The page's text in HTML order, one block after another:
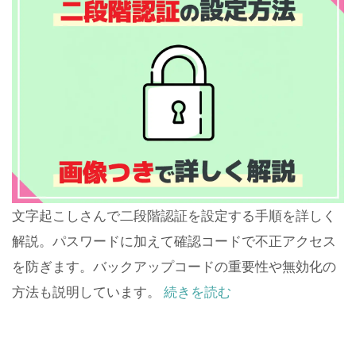
文字起こしさんで二段階認証を設定する手順を詳しく
解説。パスワードに加えて確認コードで不正アクセス
を防ぎます。バックアップコードの重要性や無効化の
方法も説明しています。 続きを読む